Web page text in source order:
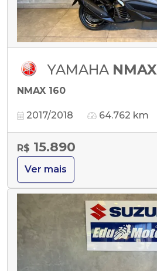
YAMAHA NMAX
NMAX 160
2017/2018 64.762 km
R$ 15.890
Ver mais